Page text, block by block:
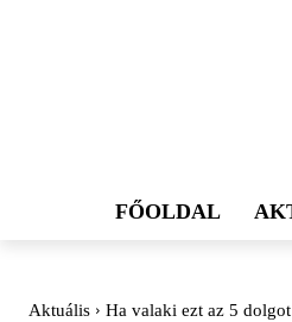
FŐOLDAL
Aktuális Ha valaki ezt az 5